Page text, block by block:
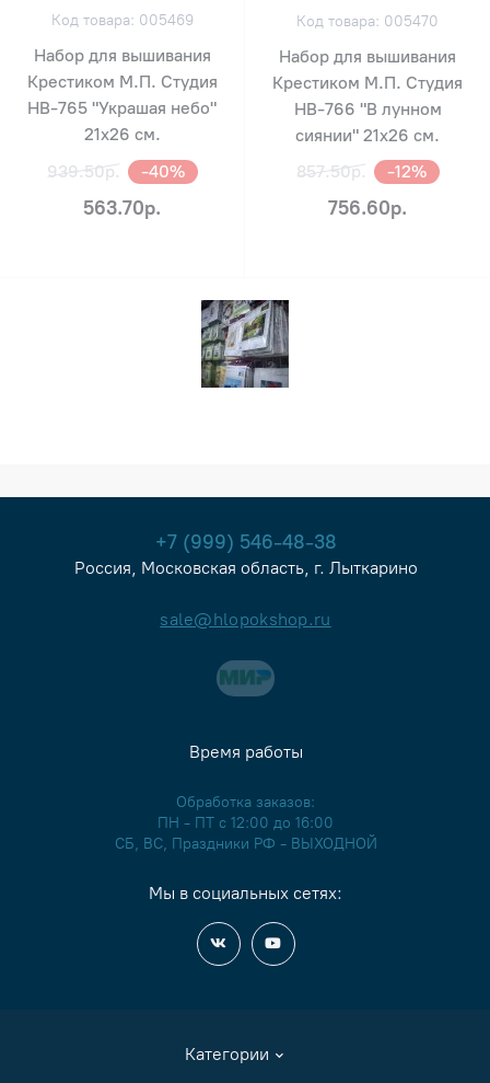
Код товара: 005469
Набор для вышивания
Крестиком М.П. Студия
НВ-765 "Украшая небо"
21х26 см.
939.50р.
-40%
563.70р.
Код товара: 005470
Набор для вышивания
Крестиком М.П. Студия
НВ-766 "В лунном
сиянии" 21х26 см.
857.50р.
-12%
756.60р.
+7 (999) 546-48-38
Россия, Московская область, г. Лыткарино
sale@hlopokshop.ru
Категории
Время работы
Обработка заказов:
ПН - ПТ с 12:00 до 16:00
СБ, ВС, Праздники РФ - ВЫХОДНОЙ
Мы в социальных сетях: